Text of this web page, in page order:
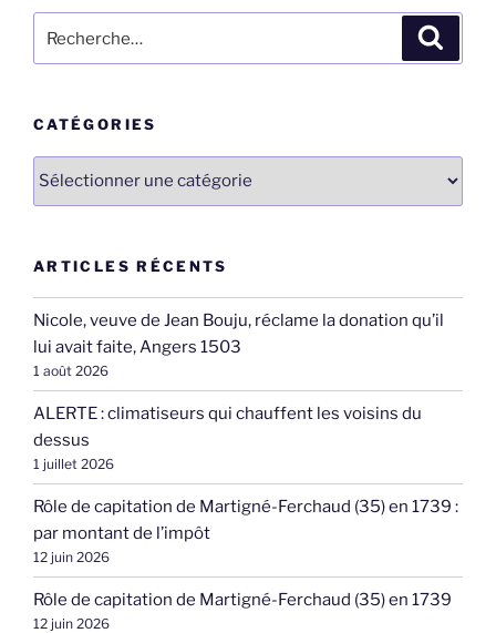
pour
CATÉGORIES
Catégories
ARTICLES RÉCENTS
Nicole, veuve de Jean Bouju, réclame la donation qu’il
lui avait faite, Angers 1503
1 août 2026
ALERTE : climatiseurs qui chauffent les voisins du
dessus
1 juillet 2026
Rôle de capitation de Martigné-Ferchaud (35) en 1739 :
par montant de l’impôt
12 juin 2026
Rôle de capitation de Martigné-Ferchaud (35) en 1739
12 juin 2026